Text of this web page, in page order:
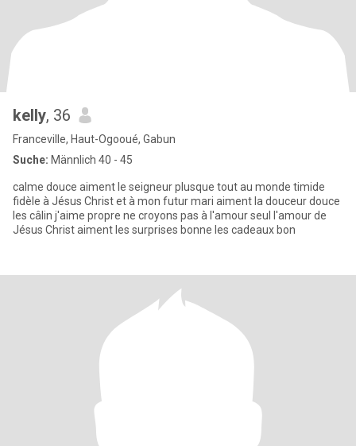
kelly, 36
Franceville, Haut-Ogooué, Gabun
Suche: Männlich 40 - 45
calme douce aiment le seigneur plusque tout au monde timide
fidèle à Jésus Christ et à mon futur mari aiment la douceur douce
les câlin j'aime propre ne croyons pas à l'amour seul l'amour de
Jésus Christ aiment les surprises bonne les cadeaux bon